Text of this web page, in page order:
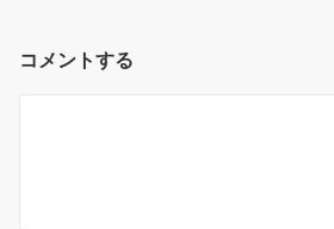
コメントする